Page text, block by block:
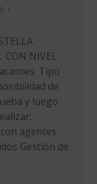
CON NIVEL
Tipo
de
y luego
agentes
Gestión de